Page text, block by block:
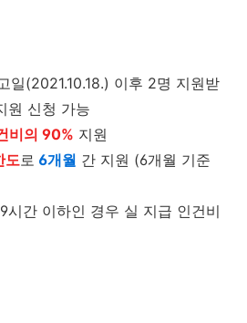
일(2021.10.18.) 이후 2명 지원받
원 신청 가능
비의 90% 지원
도로 6개월 간 지원 (6개월 기준
시간 이하인 경우 실 지급 인건비